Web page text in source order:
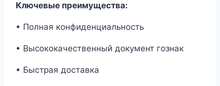
Ключевые преимущества:
• Полная конфиденциальность
• Высококачественный документ гознак
• Быстрая доставка